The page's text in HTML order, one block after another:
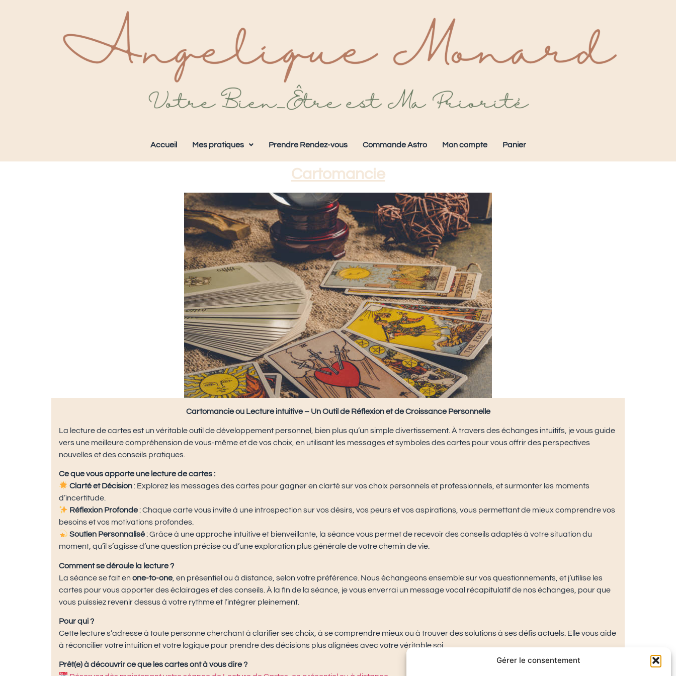
Gérer le consentement
Accueil Mes pratiques Prendre Rendez-vous Commande Astro Mon compte Panier
Cartomancie
Cartomancie ou Lecture intuitive – Un Outil de Réflexion et de Croissance Personnelle
La lecture de cartes est un véritable outil de développement personnel, bien plus qu’un simple divertissement. À travers des échanges intuitifs, je vous guide
vers une meilleure compréhension de vous-même et de vos choix, en utilisant les messages et symboles des cartes pour vous offrir des perspectives
nouvelles et des conseils pratiques.
Ce que vous apporte une lecture de cartes :
Clarté et Décision: Explorez les messages des cartes pour gagner en clarté sur vos choix personnels et professionnels, et surmonter les moments
d’incertitude.
Réflexion Profonde: Chaque carte vous invite à une introspection sur vos désirs, vos peurs et vos aspirations, vous permettant de mieux comprendre vos
besoins et vos motivations profondes.
Soutien Personnalisé: Grâce à une approche intuitive et bienveillante, la séance vous permet de recevoir des conseils adaptés à votre situation du
moment, qu’il s’agisse d’une question précise ou d’une exploration plus générale de votre chemin de vie.
Comment se déroule la lecture ?
La séance se fait en one-to-one, en présentiel ou à distance, selon votre préférence. Nous échangeons ensemble sur vos questionnements, et j’utilise les
cartes pour vous apporter des éclairages et des conseils. À la fin de la séance, je vous enverrai un message vocal récapitulatif de nos échanges, pour que
vous puissiez revenir dessus à votre rythme et l’intégrer pleinement.
Pour qui ?
Cette lecture s’adresse à toute personne cherchant à clarifier ses choix, à se comprendre mieux ou à trouver des solutions à ses défis actuels. Elle vous aide
à réconcilier votre intuition et votre logique pour prendre des décisions plus alignées avec votre véritable soi.
Prêt(e) à découvrir ce que les cartes ont à vous dire ?